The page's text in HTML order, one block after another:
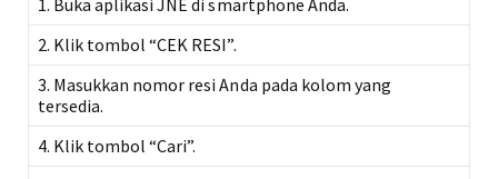
1. Buka aplikasi JNE di smartphone Anda.
2. Klik tombol “CEK RESI”.
3. Masukkan nomor resi Anda pada kolom yang
tersedia.
4. Klik tombol “Cari”.